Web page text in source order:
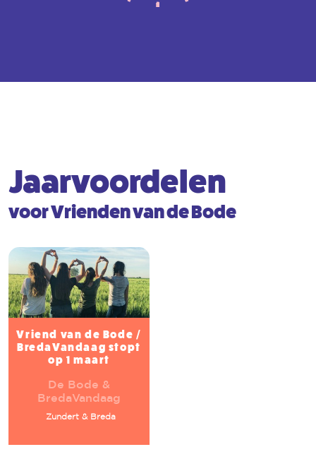
Jaarvoordelen
voor Vrienden van de Bode
Vriend van de Bode /
BredaVandaag stopt
op 1 maart
De Bode &
BredaVandaag
Zundert & Breda